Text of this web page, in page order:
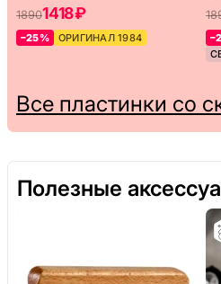
18901418 ₽
–25% ОРИГИНАЛ 1984
Все пластинки со
Полезные